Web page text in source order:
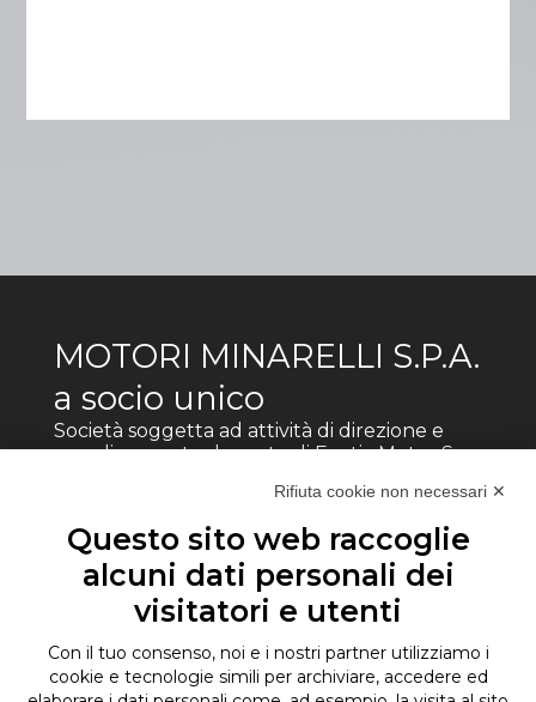
MOTORI MINARELLI S.P.A.
a socio unico
Società soggetta ad attività di direzione e
coordinamento da parte di Fantic Motor Spa
Via s.Vitalino 19, 40012 - Calderara di Reno
Partita IVA: 00502311202
©Motori Minarelli Spa
Codice etico
Whistleblowing
Per segnalazioni di whistleblowing secondo
Rifiuta cookie non necessari ✕
Questo sito web raccoglie
alcuni dati personali dei
visitatori e utenti
Con il tuo consenso, noi e i nostri partner utilizziamo i
cookie e tecnologie simili per archiviare, accedere ed